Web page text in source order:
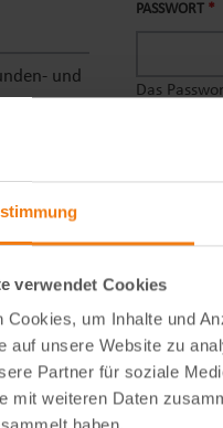
verwendet Cookies
Cookies, um Inhalte und
auf unsere Website zu
Partner für soziale
mit weiteren Daten
und
PASSWORT *
Das